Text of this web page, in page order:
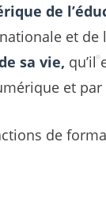
de
et de
sa vie, qu’il
et
de